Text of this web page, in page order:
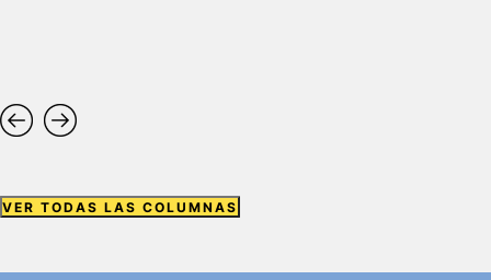
VER TODAS LAS COLUMNAS